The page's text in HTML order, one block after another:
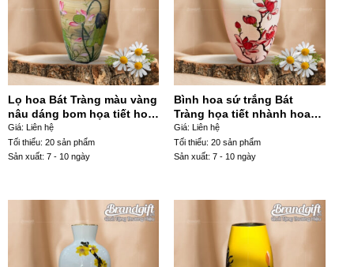
Lọ hoa Bát Tràng màu vàng
nâu dáng bom họa tiết hoa
sen chim én vẽ tay LHGS-
89
Giá: Liên hệ
Tối thiểu: 20 sản phẩm
Sản xuất: 7 - 10 ngày
Bình hoa sứ trắng Bát
Tràng họa tiết nhành hoa
đỏ LHGS-97
Giá: Liên hệ
Tối thiểu: 20 sản phẩm
Sản xuất: 7 - 10 ngày